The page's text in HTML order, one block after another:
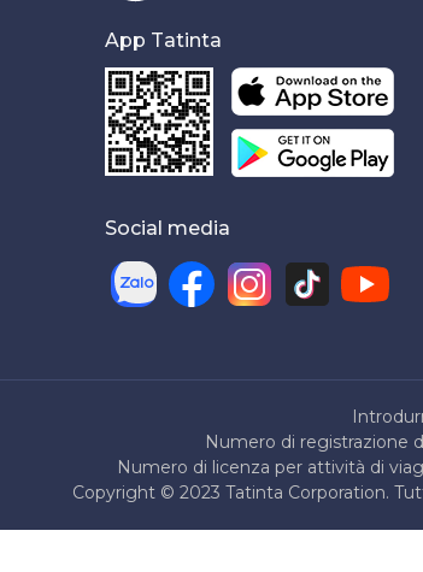
App Tatinta
Social media
Numero di registrazione
Numero di licenza per attività di
Copyright © 2023 Tatinta Corporation.